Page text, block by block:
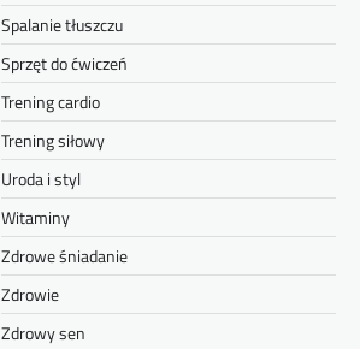
Spalanie tłuszczu
Sprzęt do ćwiczeń
Trening cardio
Trening siłowy
Uroda i styl
Witaminy
Zdrowe śniadanie
Zdrowie
Zdrowy sen